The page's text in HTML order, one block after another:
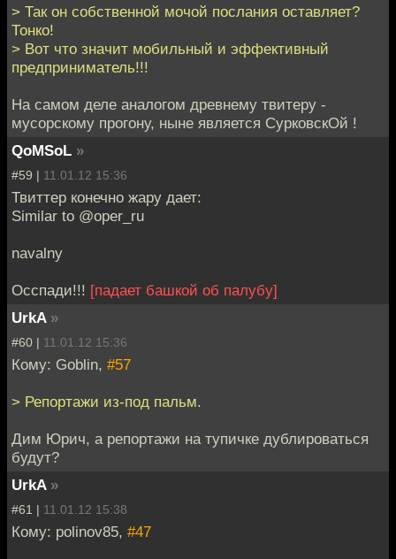
> Так он собственной мочой послания оставляет?
Тонко!
> Вот что значит мобильный и эффективный
предприниматель!!!
На самом деле аналогом древнему твитеру -
мусорскому прогону, ныне является СурковскОй !
QoMSoL »
#59 | 11.01.12 15:36
Твиттер конечно жару дает:
Similar to @oper_ru
navalny
Осспади!!! [падает башкой об палубу]
UrkA »
#60 | 11.01.12 15:36
Кому: Goblin, #57
> Репортажи из-под пальм.
Дим Юрич, а репортажи на тупичке дублироваться
будут?
UrkA »
#61 | 11.01.12 15:38
Кому: polinov85, #47